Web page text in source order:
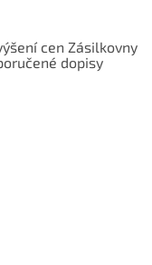
cen Zásilkovny
dopisy